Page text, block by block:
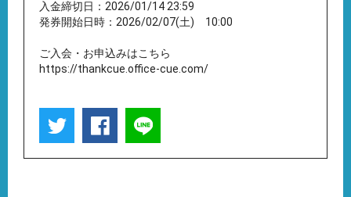
入金締切日：2026/01/14 23:59
発券開始日時：2026/02/07(土) 10:00
ご入会・お申込みはこちら
https://thankcue.office-cue.com/